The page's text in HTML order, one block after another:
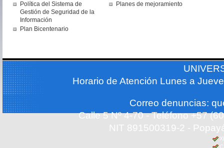
Política del Sistema de
Gestión de Seguridad de la
Información
Plan Bicentenario
Planes de mejoramiento
Horario de Atención Lunes a
Correo denuncias:
Calle 5 Nº 4-70 - Teléfono +57
NIT 891500319-2 -